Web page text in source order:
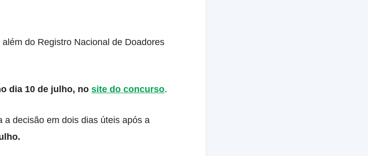
do Registro Nacional de Doadores
dia 10 de julho, no site do concurso.
decisão em dois dias úteis após a